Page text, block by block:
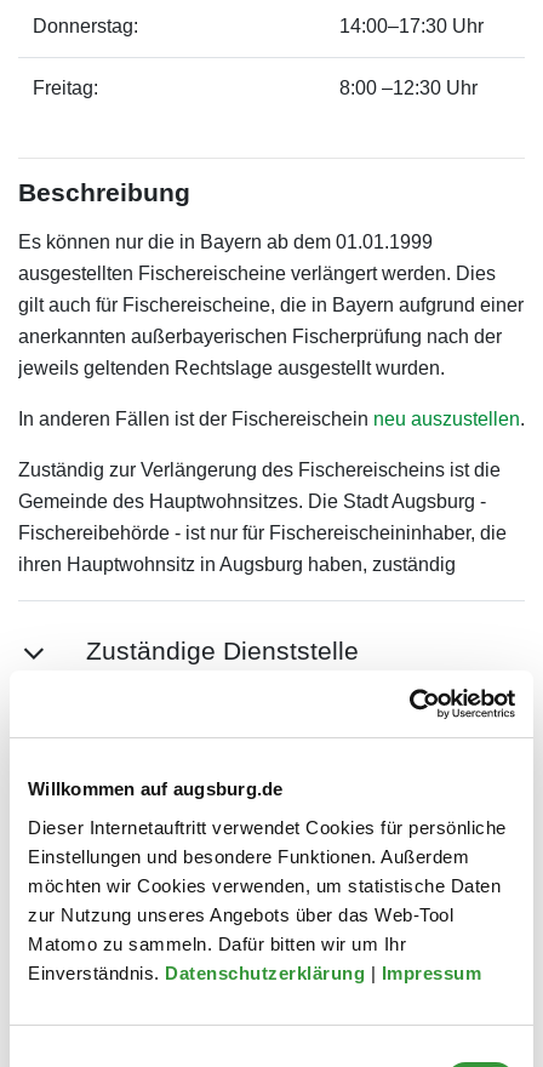
Willkommen auf augsburg.de
Dieser Internetauftritt verwendet Cookies für persönliche
Einstellungen und besondere Funktionen. Außerdem
möchten wir Cookies verwenden, um statistische Daten
zur Nutzung unseres Angebots über das Web-Tool
Matomo zu sammeln. Dafür bitten wir um Ihr
Einverständnis. Datenschutzerklärung | Impressum
Donnerstag: 14:00–17:30 Uhr
Freitag: 8:00 –12:30 Uhr
Beschreibung
Es können nur die in Bayern ab dem 01.01.1999
ausgestellten Fischereischeine verlängert werden. Dies
gilt auch für Fischereischeine, die in Bayern aufgrund einer
anerkannten außerbayerischen Fischerprüfung nach der
jeweils geltenden Rechtslage ausgestellt wurden.
In anderen Fällen ist der Fischereischein neu auszustellen.
Zuständig zur Verlängerung des Fischereischeins ist die
Gemeinde des Hauptwohnsitzes. Die Stadt Augsburg -
Fischereibehörde - ist nur für Fischereischeininhaber, die
ihren Hauptwohnsitz in Augsburg haben, zuständig
Zuständige Dienststelle
Kosten
Weitere Infos/Links